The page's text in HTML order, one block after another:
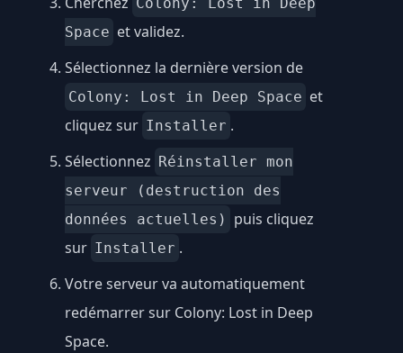
Space et validez.
Sélectionnez la dernière version de
Colony: Lost in Deep Space et
cliquez sur Installer .
Sélectionnez Réinstaller mon
serveur (destruction des
données actuelles)
puis cliquez
sur Installer .
Votre serveur va automatiquement
redémarrer sur Colony: Lost in Deep
Space.